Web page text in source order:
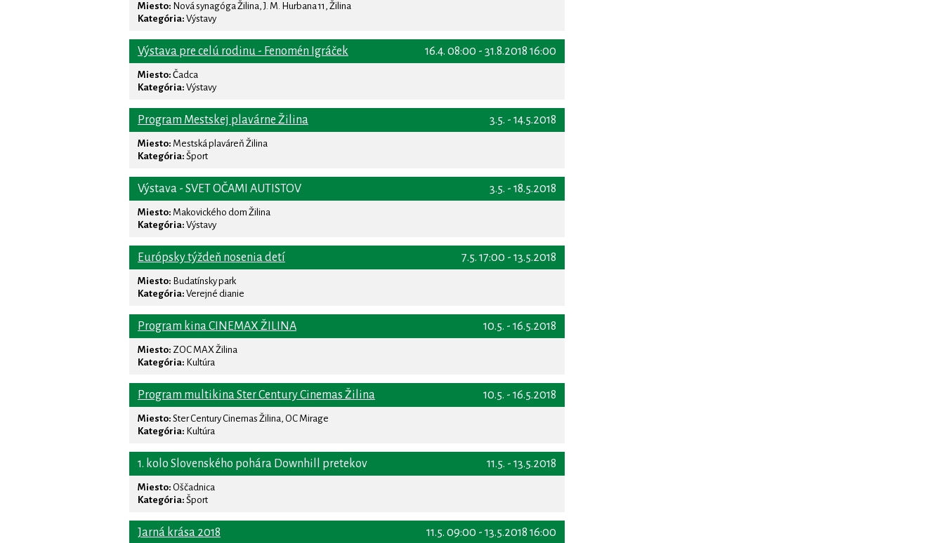
Miesto: Nová synagóga Žilina, J. M. Hurbana 11, Žilina
Kategória: Výstavy
16.4. 08:00 - 31.8.2018 16:00
Výstava pre celú rodinu - Fenomén Igráček
Miesto: Čadca
Kategória: Výstavy
3.5. - 14.5.2018
Program Mestskej plavárne Žilina
Miesto: Mestská plaváreň Žilina
Kategória: Šport
3.5. - 18.5.2018
Výstava - SVET OČAMI AUTISTOV
Miesto: Makovického dom Žilina
Kategória: Výstavy
7.5. 17:00 - 13.5.2018
Európsky týždeň nosenia detí
Miesto: Budatínsky park
Kategória: Verejné dianie
10.5. - 16.5.2018
Program kina CINEMAX ŽILINA
Miesto: ZOC MAX Žilina
Kategória: Kultúra
10.5. - 16.5.2018
Program multikina Ster Century Cinemas Žilina
Miesto: Ster Century Cinemas Žilina, OC Mirage
Kategória: Kultúra
11.5. - 13.5.2018
1. kolo Slovenského pohára Downhill pretekov
Miesto: Oščadnica
Kategória: Šport
11.5. 09:00 - 13.5.2018 16:00
Jarná krása 2018